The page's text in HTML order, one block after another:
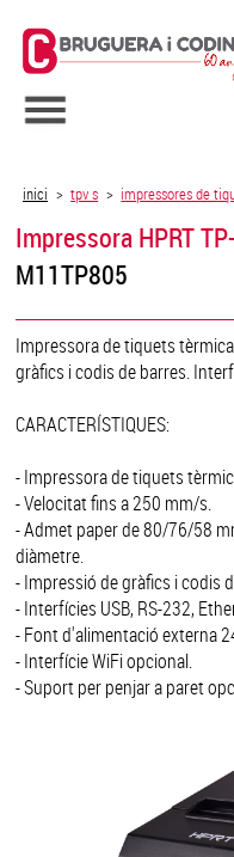
inici > tpv s > impressores de
Impressora HPRT
M11TP805
Impressora de tiquets
gràfics i codis de barres.
CARACTERÍSTIQUES:
- Impressora de tiquets
- Velocitat fins a 250 mm/s.
- Admet paper de 80/76/58
diàmetre.
- Impressió de gràfics i codis
- Interfícies USB, RS-232,
- Font d'alimentació externa
- Interfície WiFi opcional.
- Suport per penjar a paret